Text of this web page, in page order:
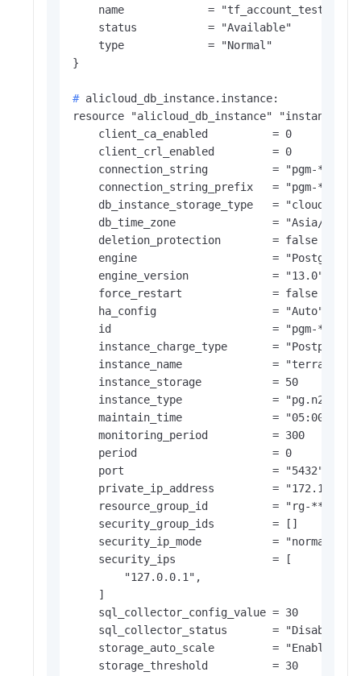
    name             = "tf_account_test"
    status           = "Available"
    type             = "Normal"
# alicloud_db_instance.instance:
resource "alicloud_db_instance" "instance" {
    client_ca_enabled          = 0
    client_crl_enabled         = 0
connection_string          = "pgm-
    connection_string_prefix   = "pgm-****"
db_instance_storage_type   =
db_time_zone               = "Asia/
    deletion_protection        = false
engine                     =
    engine_version             = "13.0"
    force_restart              = false
    ha_config                  = "Auto"
    id                         = "pgm-****"
    instance_charge_type       = "Postpaid"
instance_name              =
    instance_storage           = 50
instance_type              =
maintain_time              = "05:00Z-
    monitoring_period          = 300
    period                     = 0
    port                       = "5432"
private_ip_address         =
    resource_group_id          = "rg-****"
    security_group_ids         = []
    security_ip_mode           = "normal"
    security_ips               = [
        "127.0.0.1",
    ]
    sql_collector_config_value = 30
    sql_collector_status       = "Disabled"
    storage_auto_scale         = "Enable"
    storage_threshold          = 30